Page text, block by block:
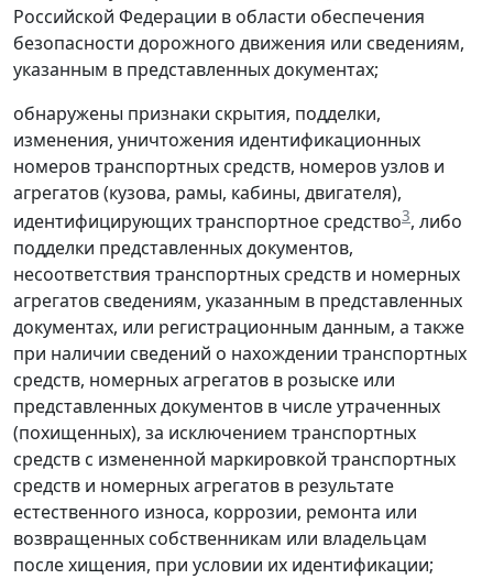
Российской Федерации в области обеспечения
безопасности дорожного движения или сведениям,
указанным в представленных документах;
обнаружены признаки скрытия, подделки,
изменения, уничтожения идентификационных
номеров транспортных средств, номеров узлов и
агрегатов (кузова, рамы, кабины, двигателя),
идентифицирующих транспортное средство3, либо
подделки представленных документов,
несоответствия транспортных средств и номерных
агрегатов сведениям, указанным в представленных
документах, или регистрационным данным, а также
при наличии сведений о нахождении транспортных
средств, номерных агрегатов в розыске или
представленных документов в числе утраченных
(похищенных), за исключением транспортных
средств с измененной маркировкой транспортных
средств и номерных агрегатов в результате
естественного износа, коррозии, ремонта или
возвращенных собственникам или владельцам
после хищения, при условии их идентификации;